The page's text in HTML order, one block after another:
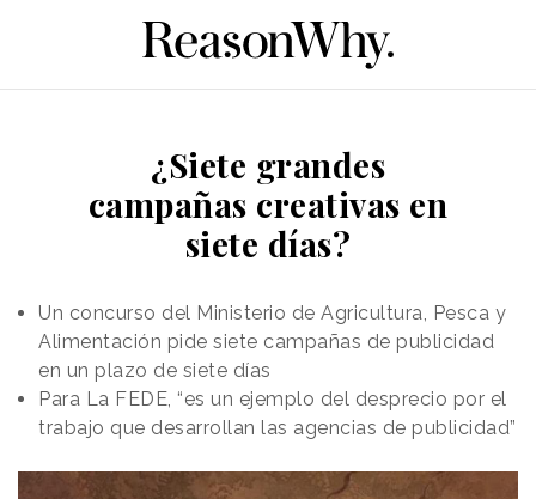
¿Siete grandes
campañas creativas en
siete días?
Un concurso del Ministerio de Agricultura, Pesca y
Alimentación pide siete campañas de publicidad
en un plazo de siete días
Para La FEDE, “es un ejemplo del desprecio por el
trabajo que desarrollan las agencias de publicidad”